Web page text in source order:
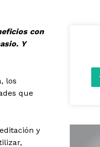
con
Y
los
que
y